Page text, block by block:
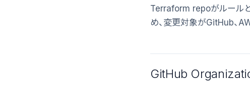
Terraform repoがルール
め、変更対象がGitHub、
GitHub